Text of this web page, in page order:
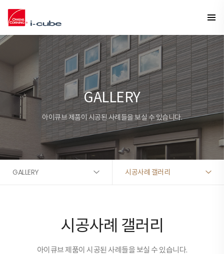
GALLERY
아이큐브 제품이 시공된 사례들을 보실 수 있습니다.
GALLERY 시공사례 갤러리
시공사례 갤러리
아이큐브 제품이 시공된 사례들을 보실 수 있습니다.